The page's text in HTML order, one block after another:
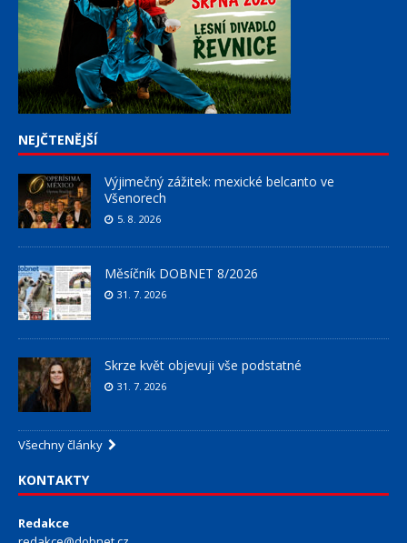
NEJČTENĚJŠÍ
Výjimečný zážitek: mexické belcanto ve
Všenorech
5. 8. 2026
Měsíčník DOBNET 8/2026
31. 7. 2026
Skrze květ objevuji vše podstatné
31. 7. 2026
Všechny články
KONTAKTY
Redakce